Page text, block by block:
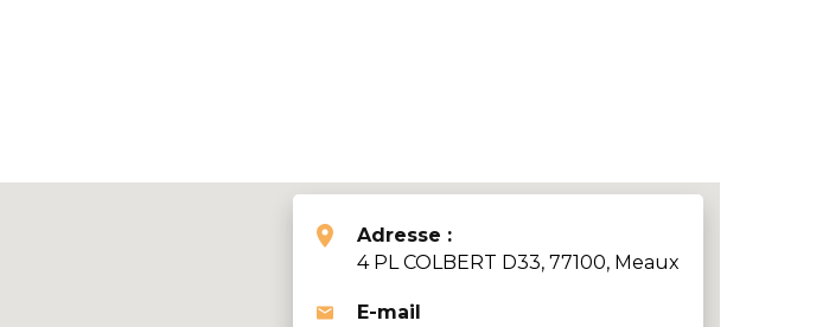
Adresse :
4 PL COLBERT D33, 77100, Meaux
E-mail